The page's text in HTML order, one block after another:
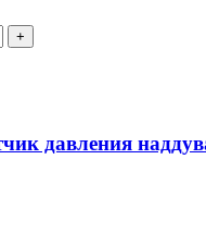
давления